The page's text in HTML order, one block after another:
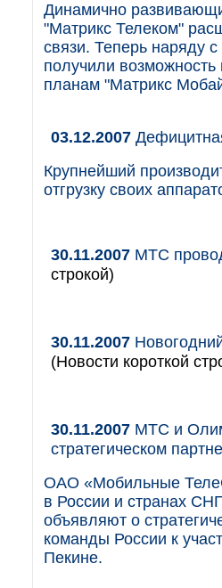
Динамично
"Матрикс Телеком"
связи. Теперь наряду
получили
планам "Матрикс
03.12.2007
Крупнейший
отгрузку своих
30.11.2007 МТС
строкой)
30.11.2007
(Новости короткой
30.11.2007 МТС и
стратегическом
ОАО «Мобильные
в России и странах
объявляют о
команды России к
Пекине.